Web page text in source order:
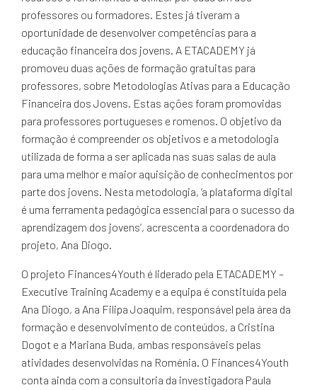
professores ou formadores. Estes já tiveram a
oportunidade de desenvolver competências para a
educação financeira dos jovens. A ETACADEMY já
promoveu duas ações de formação gratuitas para
professores, sobre Metodologias Ativas para a Educação
Financeira dos Jovens. Estas ações foram promovidas
para professores portugueses e romenos. O objetivo da
formação é compreender os objetivos e a metodologia
utilizada de forma a ser aplicada nas suas salas de aula
para uma melhor e maior aquisição de conhecimentos por
parte dos jovens. Nesta metodologia, ‘a plataforma digital
é uma ferramenta pedagógica essencial para o sucesso da
aprendizagem dos jovens’, acrescenta a coordenadora do
projeto, Ana Diogo.
O projeto Finances4Youth é liderado pela ETACADEMY –
Executive Training Academy e a equipa é constituída pela
Ana Diogo, a Ana Filipa Joaquim, responsável pela área da
formação e desenvolvimento de conteúdos, a Cristina
Dogot e a Mariana Buda, ambas responsáveis pelas
atividades desenvolvidas na Roménia. O Finances4Youth
conta ainda com a consultoria da investigadora Paula